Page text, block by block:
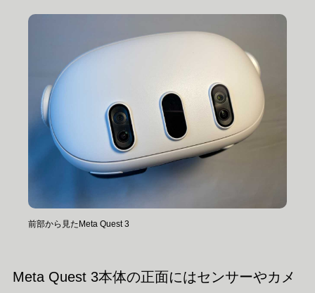
前部から見たMeta Quest 3
Meta Quest 3本体の正面にはセンサーやカメ